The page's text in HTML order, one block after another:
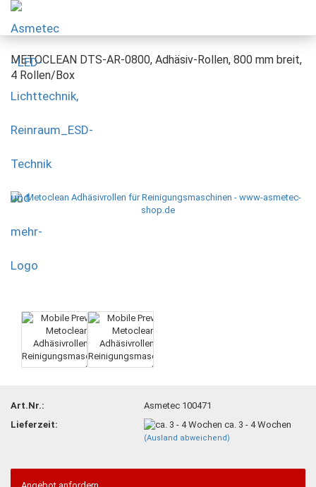
METOCLEAN DTS-AR-0800, Adhäsiv-Rollen, 800 mm breit,
4 Rollen/Box
Art.Nr.:
Asmetec 100471
Lieferzeit:
ca. 3 - 4 Wochen
(Ausland abweichend)